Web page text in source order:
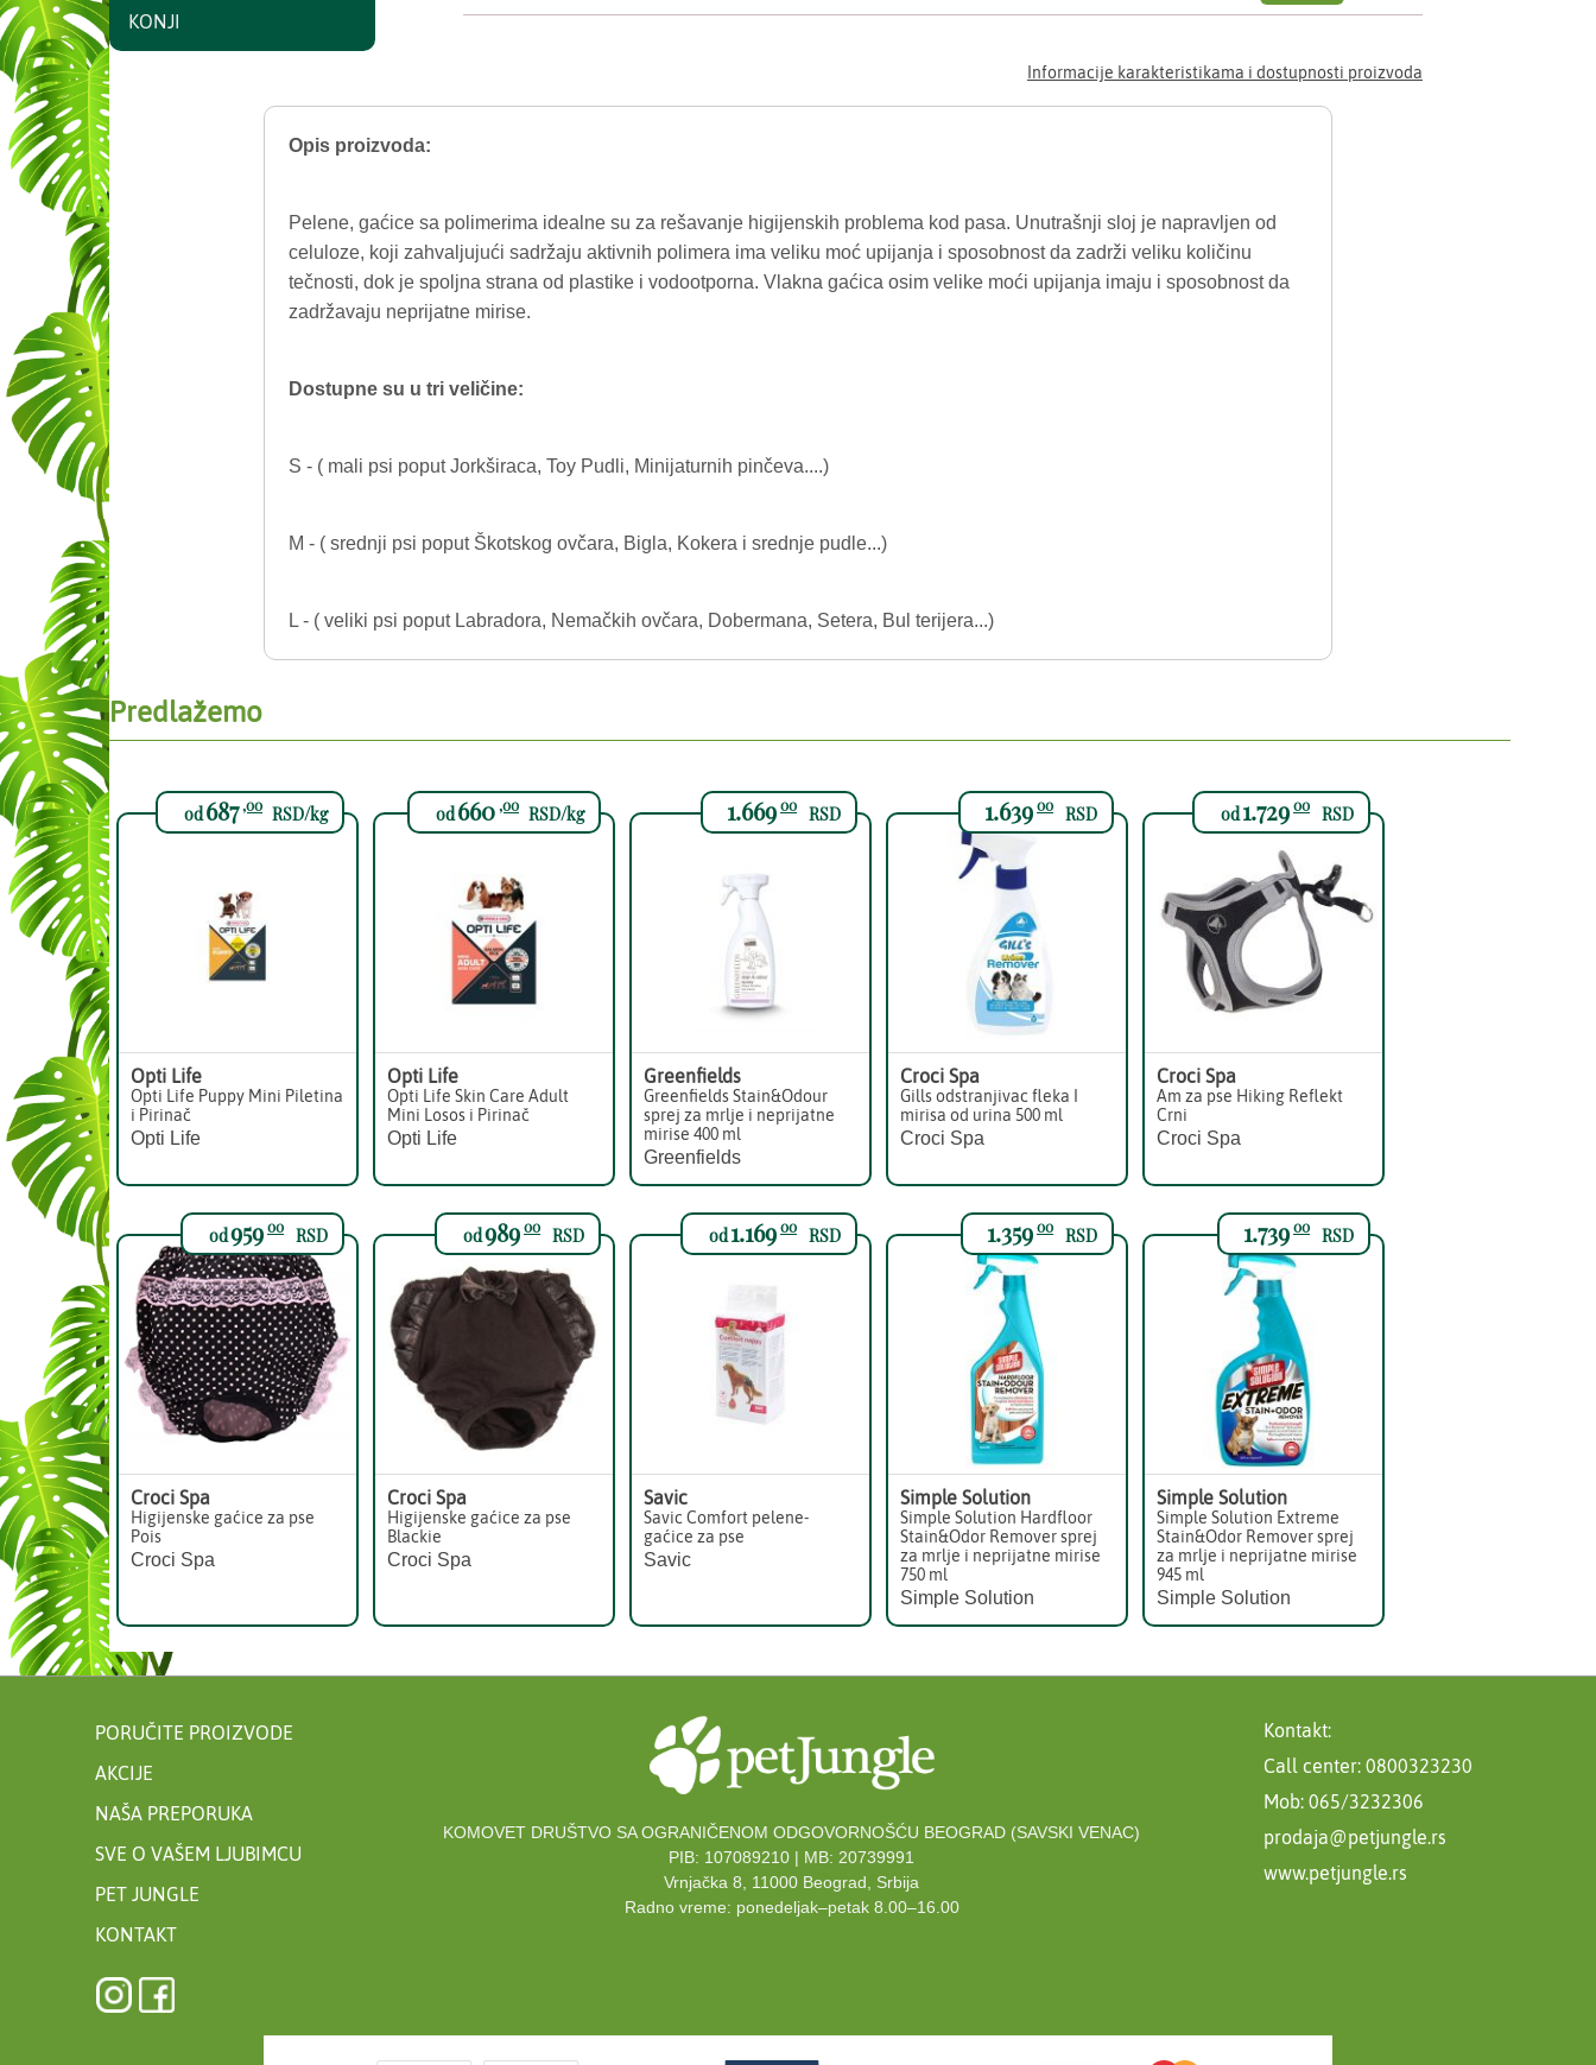
Informacije karakteristikama i dostupnosti proizvoda
Opis proizvoda:
Pelene, gaćice sa polimerima idealne su za rešavanje higijenskih problema kod pasa. Unutrašnji sloj je napravljen od
celuloze, koji zahvaljujući sadržaju aktivnih polimera ima veliku moć upijanja i sposobnost da zadrži veliku količinu
tečnosti, dok je spoljna strana od plastike i vodootporna. Vlakna gaćica osim velike moći upijanja imaju i sposobnost da
zadržavaju neprijatne mirise.
Dostupne su u tri veličine:
S - ( mali psi poput Jorkširaca, Toy Pudli, Minijaturnih pinčeva....)
M - ( srednji psi poput Škotskog ovčara, Bigla, Kokera i srednje pudle...)
L - ( veliki psi poput Labradora, Nemačkih ovčara, Dobermana, Setera, Bul terijera...)
Predlažemo
od687,00 RSD/kg
Opti Life
Opti Life Puppy Mini Piletina
i Pirinač
Opti Life
od660,00 RSD/kg
Opti Life
Opti Life Skin Care Adult
Mini Losos i Pirinač
Opti Life
1.66900 RSD
Greenfields
Greenfields Stain&Odour
sprej za mrlje i neprijatne
mirise 400 ml
Greenfields
1.63900 RSD
Croci Spa
Gills odstranjivac fleka I
mirisa od urina 500 ml
Croci Spa
od1.72900 RSD
Croci Spa
Am za pse Hiking Reflekt
Crni
Croci Spa
od95900 RSD
Croci Spa
Higijenske gaćice za pse
Pois
Croci Spa
od98900 RSD
Croci Spa
Higijenske gaćice za pse
Blackie
Croci Spa
od1.16900 RSD
Savic
Savic Comfort pelene-
gaćice za pse
Savic
1.35900 RSD
Simple Solution
Simple Solution Hardfloor
Stain&Odor Remover sprej
za mrlje i neprijatne mirise
750 ml
Simple Solution
1.73900 RSD
Simple Solution
Simple Solution Extreme
Stain&Odor Remover sprej
za mrlje i neprijatne mirise
945 ml
Simple Solution
KONJI
PORUČITE PROIZVODE
AKCIJE
NAŠA PREPORUKA
SVE O VAŠEM LJUBIMCU
PET JUNGLE
KONTAKT
KOMOVET DRUŠTVO SA OGRANIČENOM ODGOVORNOŠĆU BEOGRAD (SAVSKI VENAC)
PIB: 107089210 | MB: 20739991
Vrnjačka 8, 11000 Beograd, Srbija
Radno vreme: ponedeljak–petak 8.00–16.00
Kontakt:
Call center: 0800323230
Mob: 065/3232306
prodaja@petjungle.rs
www.petjungle.rs